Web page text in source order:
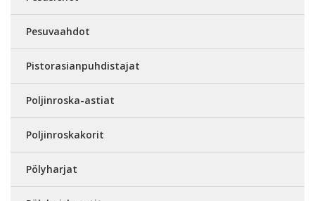
Pesuvaahdot
Pistorasianpuhdistajat
Poljinroska-astiat
Poljinroskakorit
Pölyharjat